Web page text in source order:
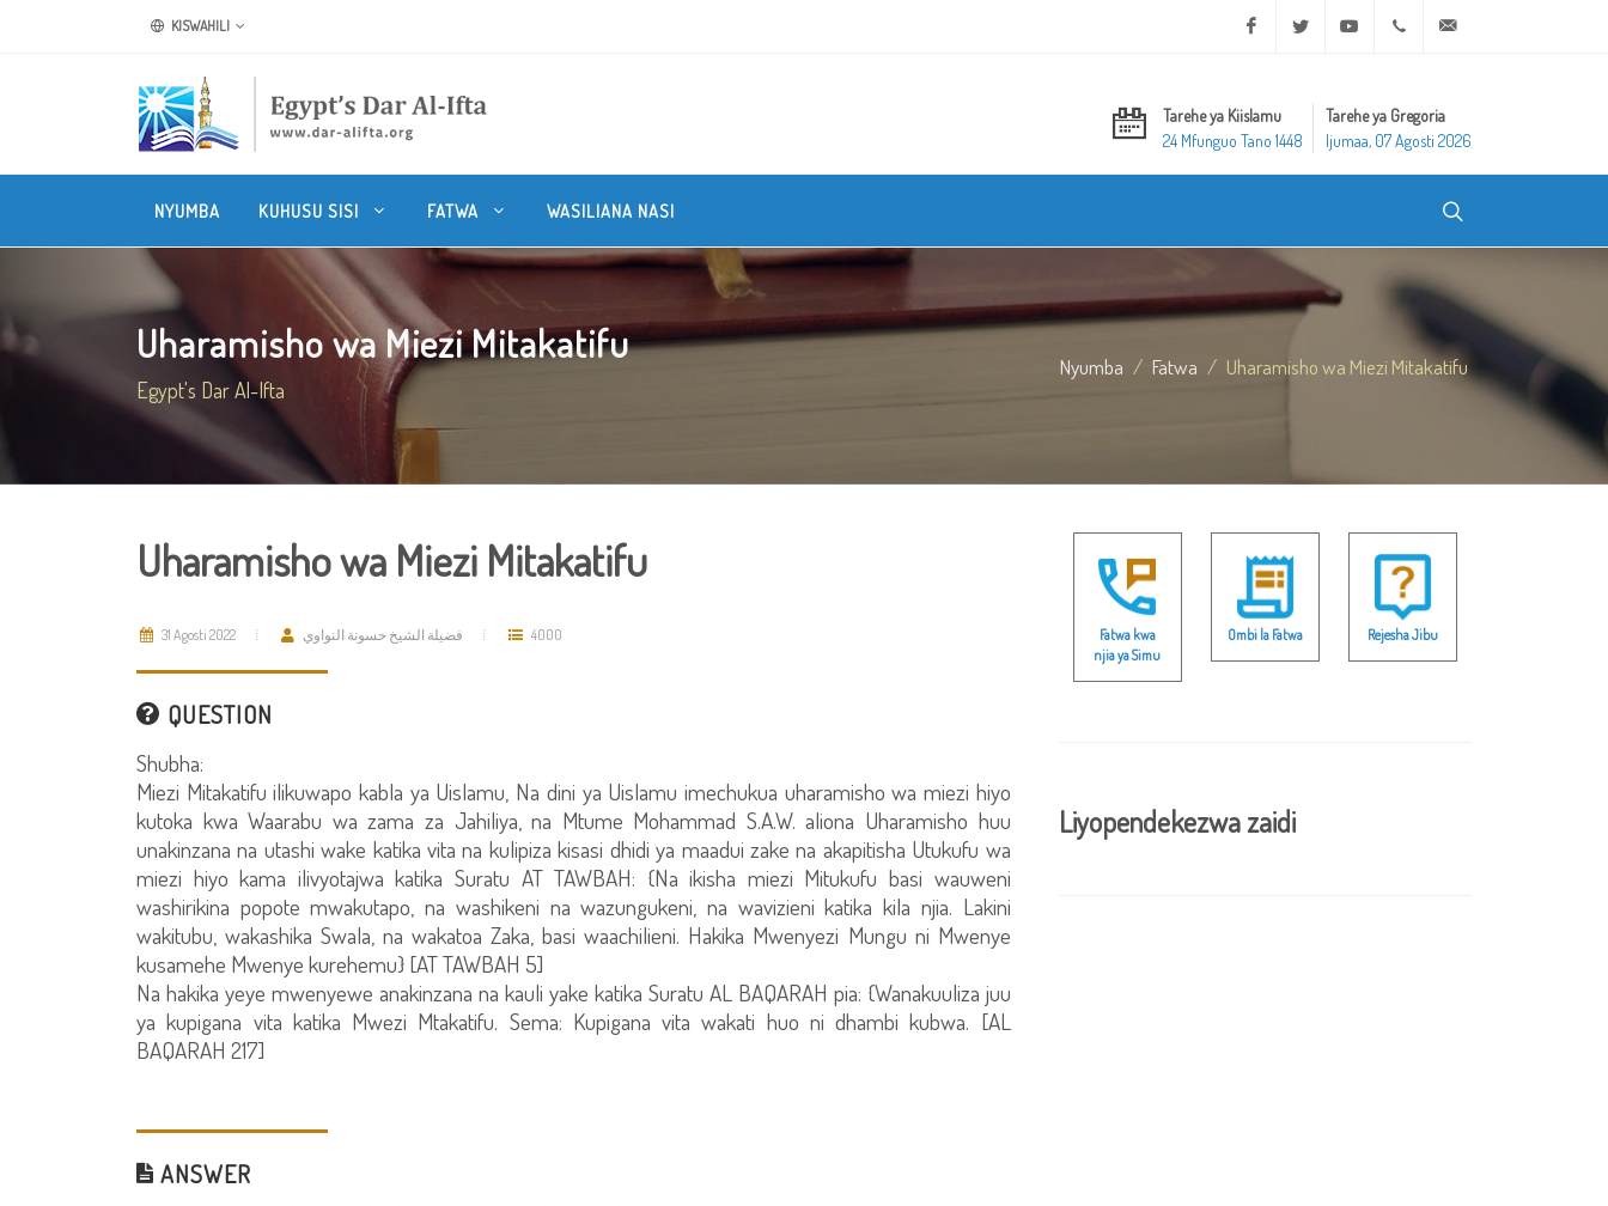
KISWAHILI Facebook Twitter Youtube +20 2 25970400
Tarehe ya Kiislamu
24 Mfunguo Tano 1448
Tarehe ya Gregoria
Ijumaa, 07 Agosti 2026
NYUMBA KUHUSU SISI FATWA WASILIANA NASI
Uharamisho wa Miezi Mitakatifu
Egypt's Dar Al-Ifta
Nyumba Fatwa Uharamisho wa Miezi Mitakatifu
Uharamisho wa Miezi Mitakatifu
31 Agosti 2022 فضيلة الشيخ حسونة النواوي 4000
QUESTION
Shubha:
Miezi Mitakatifu ilikuwapo kabla ya Uislamu, Na dini ya Uislamu imechukua uharamisho wa miezi hiyo
kutoka kwa Waarabu wa zama za Jahiliya, na Mtume Mohammad S.A.W. aliona Uharamisho huu
unakinzana na utashi wake katika vita na kulipiza kisasi dhidi ya maadui zake na akapitisha Utukufu wa
miezi hiyo kama ilivyotajwa katika Suratu AT TAWBAH: {Na ikisha miezi Mitukufu basi wauweni
washirikina popote mwakutapo, na washikeni na wazungukeni, na wavizieni katika kila njia. Lakini
wakitubu, wakashika Swala, na wakatoa Zaka, basi waachilieni. Hakika Mwenyezi Mungu ni Mwenye
kusamehe Mwenye kurehemu} [AT TAWBAH 5]
Na hakika yeye mwenyewe anakinzana na kauli yake katika Suratu AL BAQARAH pia: {Wanakuuliza juu
ya kupigana vita katika Mwezi Mtakatifu. Sema: Kupigana vita wakati huo ni dhambi kubwa. [AL
BAQARAH 217]
ANSWER
Fatwa kwa
njia ya Simu
Ombi la Fatwa Rejesha Jibu
Liyopendekezwa zaidi